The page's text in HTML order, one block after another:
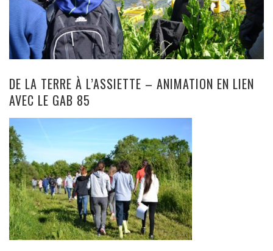
DE LA TERRE À L’ASSIETTE – ANIMATION EN LIEN
AVEC LE GAB 85